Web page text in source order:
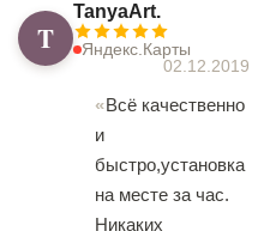
T
TanyaArt.
Яндекс.Карты
02.12.2019
Всё качественно
и
быстро,установка
на месте за час.
Никаких